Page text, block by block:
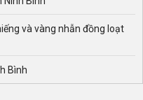
và vàng nhẫn đồng loạt
Bình